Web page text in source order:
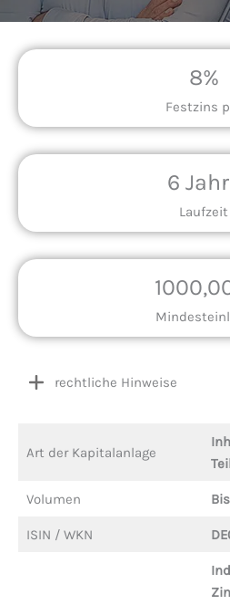
8%
Festzins
6
Laufzeit
rechtliche Hinweise
Art der Kapitalanlage
Volumen
ISIN / WKN